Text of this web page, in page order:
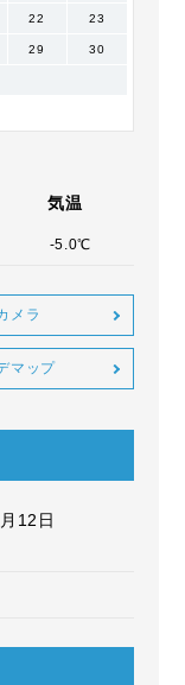
22 23
29 30
気温
-5.0℃
メラ
マップ
12日